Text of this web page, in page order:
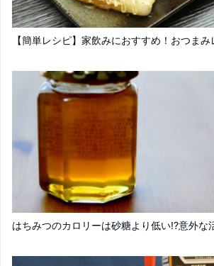
【簡単レシピ】家飲みにおすすめ！おつま
はちみつのカロリーは砂糖より低い!?意外な